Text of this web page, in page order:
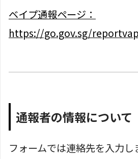
ベイプ通報ページ：
https://go.gov.sg/
通報者の情報について
フォームでは連絡先を入力し